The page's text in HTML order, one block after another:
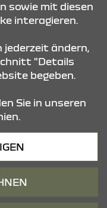
sowie mit diesen
interagieren.
jederzeit ändern,
"Details
begeben.
Sie in unseren